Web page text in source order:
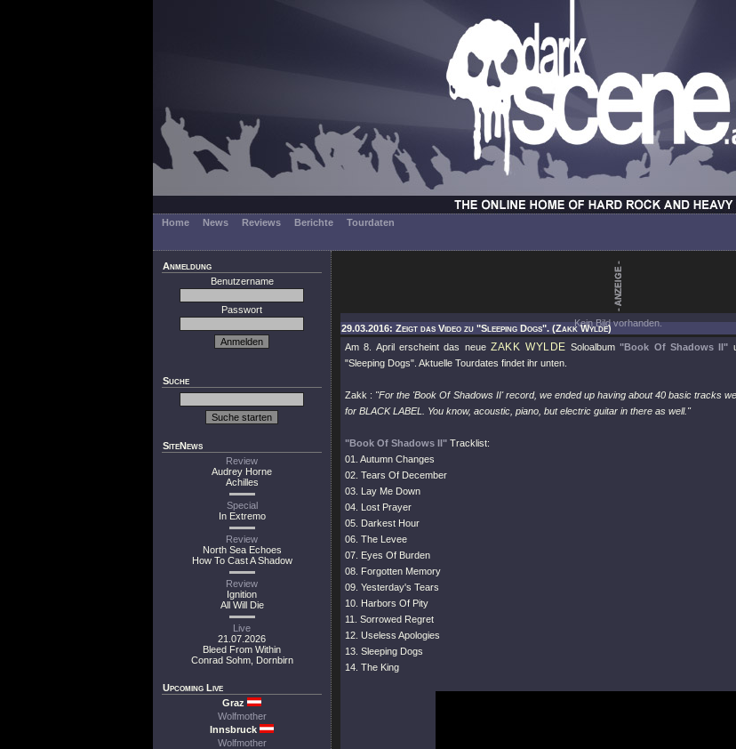
Home News Reviews Berichte
Tourdaten
Anmeldung
Benutzername
Passwort
Suche
SiteNews
Review
Audrey Horne
Achilles
Special
In Extremo
Review
North Sea Echoes
How To Cast A Shadow
Review
Ignition
All Will Die
Live
21.07.2026
Bleed From Within
Conrad Sohm, Dornbirn
Upcoming Live
Graz
Wolfmother
Innsbruck
Wolfmother
Kein Bild vorhanden.
29.03.2016: Zeigt das Video zu "Sleeping Dogs". (Zakk Wylde)
Am 8. April erscheint das neueZAKK WYLDE Soloalbum"Book Of Shadows II"
"Sleeping Dogs". Aktuelle Tourdates findet ihr unten.
Zakk : "For the 'Book Of Shadows II' record, we ended up having about 40 basic tracks
for BLACK LABEL. You know, acoustic, piano, but electric guitar in there as well."
"Book Of Shadows II" Tracklist:
01. Autumn Changes
02. Tears Of December
03. Lay Me Down
04. Lost Prayer
05. Darkest Hour
06. The Levee
07. Eyes Of Burden
08. Forgotten Memory
09. Yesterday's Tears
10. Harbors Of Pity
11. Sorrowed Regret
12. Useless Apologies
13. Sleeping Dogs
14. The King